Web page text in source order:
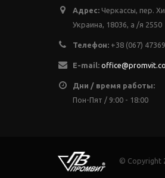
Адрес: Черкассы, пер.
Украина, 18036, а /я 2550
Телефон: +38 (067)
E-mail:
Дни / время работы:
Пон-Пят / 9:00 - 18:00
© Copyright